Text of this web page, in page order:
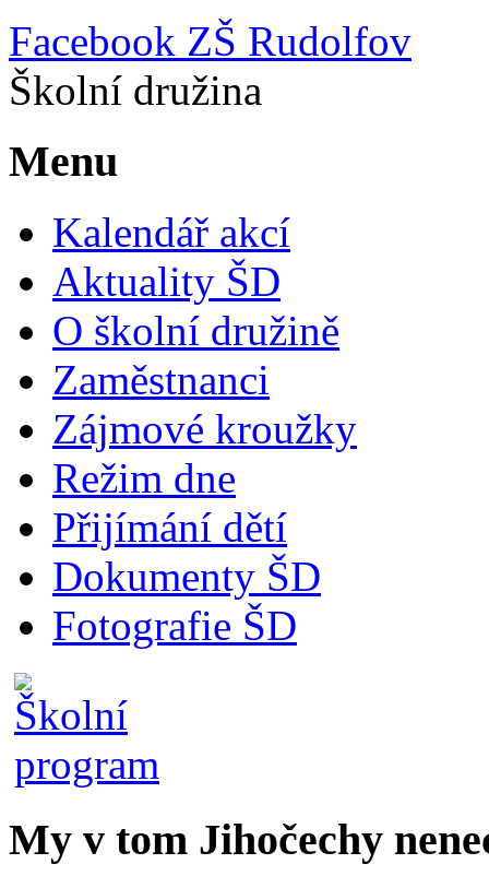
Facebook ZŠ Rudolfov
Školní družina
Menu
Kalendář akcí
Aktuality ŠD
O školní družině
Zaměstnanci
Zájmové kroužky
Režim dne
Přijímání dětí
Dokumenty ŠD
Fotografie ŠD
My v tom Jihočechy